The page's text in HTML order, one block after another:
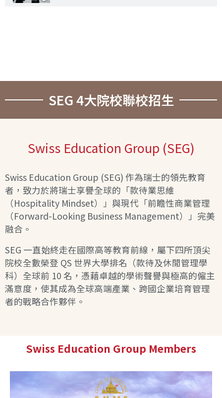
SEG 4大院校聯校招生
Swiss Education Group (SEG)
Swiss Education Group (SEG) 作為瑞士的領先教育
者，致力於將瑞士享譽全球的「款待業思維
（Hospitality Mindset）」與現代「前瞻性商業管理
（Forward-Looking Business Management）」完美
融合。
SEG 一直始終走在國際高等教育前線，屬下四所頂尖
院校全數榮登 QS 世界大學排名（款待及休閒管理學
科）全球前 10 名，憑藉卓越的學術聲譽與極高的僱主
滿意度，使其成為全球高端產業、跨國企業培育管理
者的戰略合作夥伴。
Swiss Education Group Members